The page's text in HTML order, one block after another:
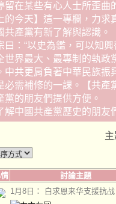
留在某些有心人士所歪曲
的今天】這一專欄，力求
共產黨有新了解與認識。
曰：“以史為鑑，可以知
世界最大、最專制的執政
中共更肩負著中華民族振
必需補修的一課。【共產
黨的朋友們提供方便。
解中國共產黨歷史的朋友
討論主題
1月8日： 白求恩来华支援抗战